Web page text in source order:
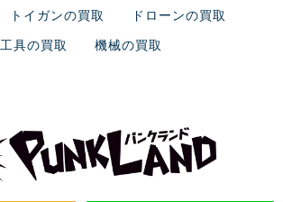
トイガンの買取 ドローンの買取
工具の買取 機械の買取